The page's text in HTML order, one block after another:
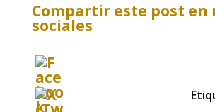
Compartir este post en
sociales